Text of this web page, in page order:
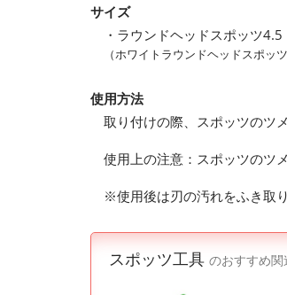
サイズ
・ラウンドヘッドスポッツ4.5
（ホワイトラウンドヘッドスポッツ
使用方法
取り付けの際、スポッツのツ
使用上の注意：スポッツのツ
※使用後は刃の汚れをふき取
スポッツ工具 のおすすめ関